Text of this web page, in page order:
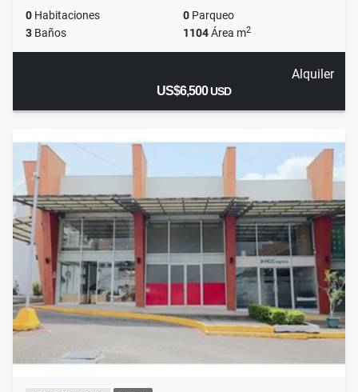
0 Habitaciones 0 Parqueo
3 Baños 1104Área m2
Alquiler
US$6,500USD